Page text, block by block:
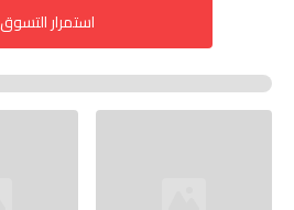
استمرار التسوق